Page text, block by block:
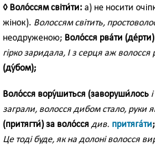
◊ Воло́ссям світи́ти: а) не носити
жінок). Волоссям світить,
неодруженою; Воло́сся рва́ти (де́рти)
гірко заридала, І з серця аж волосся
(ду́бом);
Воло́сся вору́шиться (заворуши́лось
заграли, волосся дибом стало, руки
(притягти́) за воло́сся див. притяга́ти
Це тоді буде, як на долоні волосся